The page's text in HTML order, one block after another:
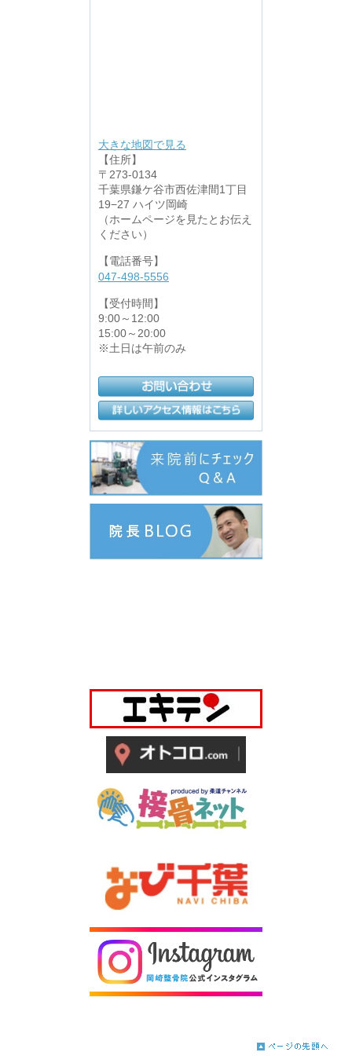
大きな地図で見る
【住所】
〒273-0134
千葉県鎌ケ谷市西佐津間1丁目
19−27 ハイツ岡崎
（ホームページを見たとお伝え
ください）
【電話番号】
047-498-5556
【受付時間】
9:00～12:00
15:00～20:00
※土日は午前のみ